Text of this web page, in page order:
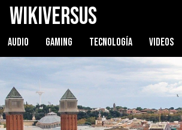
WikiVersus
AUDIO GAMING TECNOLOGÍA VIDEOS